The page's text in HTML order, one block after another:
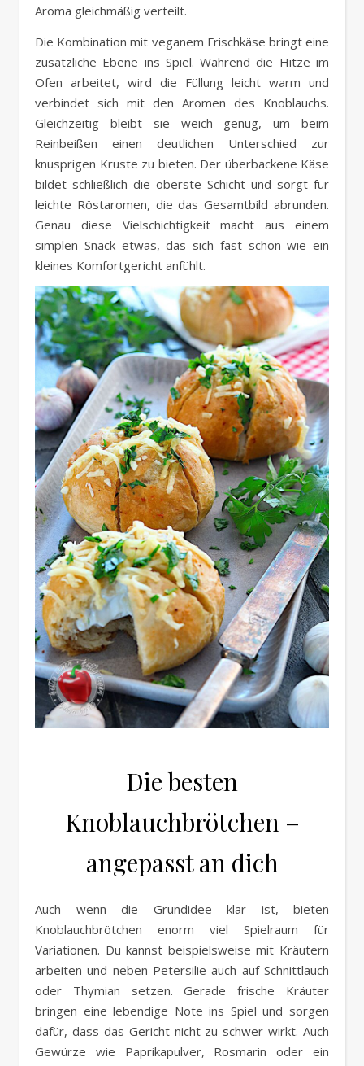
Aroma gleichmäßig verteilt.
Die Kombination mit veganem Frischkäse bringt eine
zusätzliche Ebene ins Spiel. Während die Hitze im
Ofen arbeitet, wird die Füllung leicht warm und
verbindet sich mit den Aromen des Knoblauchs.
Gleichzeitig bleibt sie weich genug, um beim
Reinbeißen einen deutlichen Unterschied zur
knusprigen Kruste zu bieten. Der überbackene Käse
bildet schließlich die oberste Schicht und sorgt für
leichte Röstaromen, die das Gesamtbild abrunden.
Genau diese Vielschichtigkeit macht aus einem
simplen Snack etwas, das sich fast schon wie ein
kleines Komfortgericht anfühlt.
Die besten
Knoblauchbrötchen –
angepasst an dich
Auch wenn die Grundidee klar ist, bieten
Knoblauchbrötchen enorm viel Spielraum für
Variationen. Du kannst beispielsweise mit Kräutern
arbeiten und neben Petersilie auch auf Schnittlauch
oder Thymian setzen. Gerade frische Kräuter
bringen eine lebendige Note ins Spiel und sorgen
dafür, dass das Gericht nicht zu schwer wirkt. Auch
Gewürze wie Paprikapulver, Rosmarin oder ein